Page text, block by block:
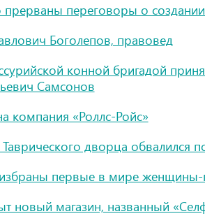
переговоры о создании
Боголепов, правовед
конной бригадой
Самсонов
компания «Роллс-Ройс»
Таврического дворца обвалился
первые в мире женщины-
новый магазин, названный